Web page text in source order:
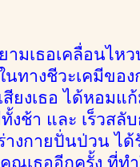
ามเธอเคลื่อนไห
ทางชีวะเคมีขอ
สียงเธอ ได้หอม
งช้า และ เร็วสลั
งกายปั่นป่วน ไ
ณเธออีกครั้ง ที่ท